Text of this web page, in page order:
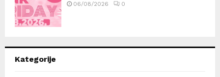
06/08/2026 0
Kategorije